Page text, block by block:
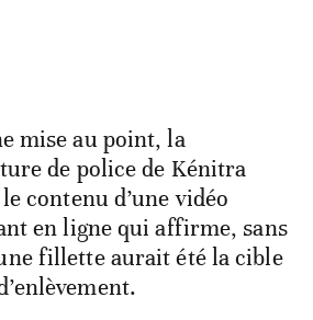
mise au point, la
de police de Kénitra
contenu d’une vidéo
en ligne qui affirme, sans
fillette aurait été la cible